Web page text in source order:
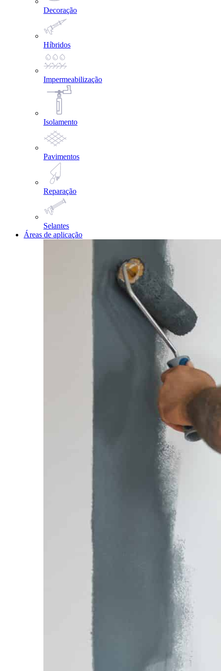
Decoração
Híbridos
Impermeabilização
Isolamento
Pavimentos
Reparação
Selantes
Áreas de aplicação